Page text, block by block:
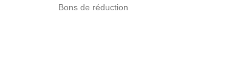
Bons de réduction